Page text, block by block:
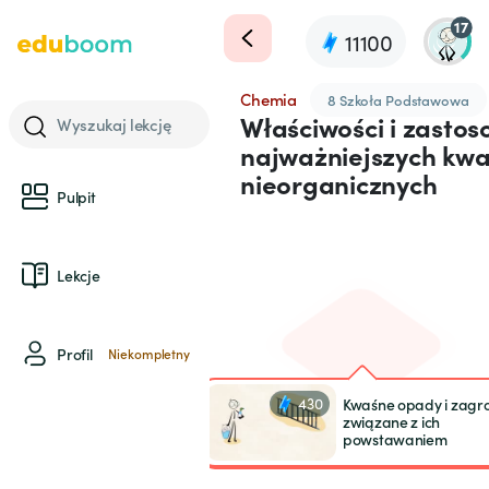
11100
17
Wyszukaj lekcję
Pulpit
Lekcje
Profil Niekompletny
Chemia 8 Szkoła Podstawowa
Właściwości i
najważniejszych
nieorganicznych
430
Kwaśne opady i
związane z ich
powstawaniem